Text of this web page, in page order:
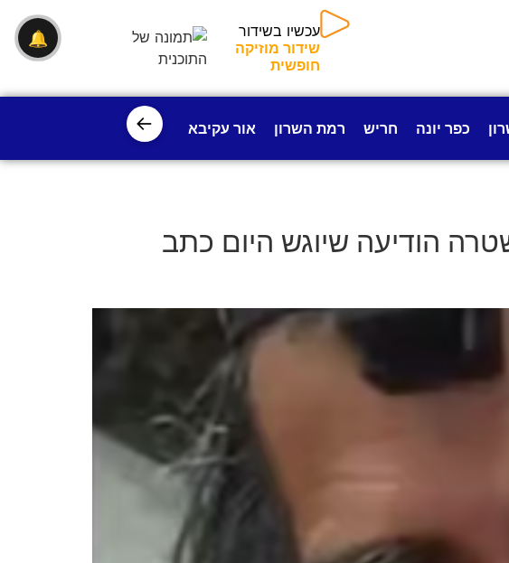
עכשיו בשידור
שידור מוזיקה
חופשית
כפר יונה חריש רמת השרון אור עקיבא פרדס חנה
←
הודיעה שיוגש היום כתב
🔔